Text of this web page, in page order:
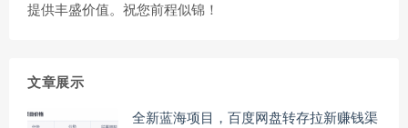
提供丰盛价值。祝您前程似锦！
文章展示
全新蓝海项目，百度网盘转存拉新赚钱渠